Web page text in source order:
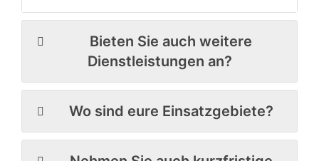
Bieten Sie auch weitere
Dienstleistungen an?
Wo sind eure Einsatzgebiete?